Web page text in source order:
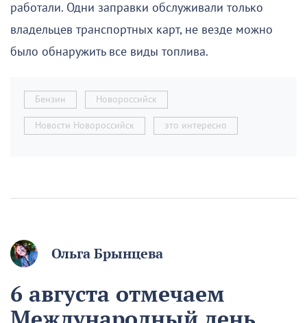
работали. Одни заправки обслуживали только
владельцев транспортных карт, не везде можно
было обнаружить все виды топлива.
Бензин Новороссийск
Новости Новороссийск это интересно
Ольга Брынцева
6 августа отмечаем